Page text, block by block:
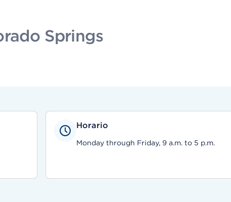
Springs
Horario
Monday through Friday, 9 a.m. to 5 p.m.